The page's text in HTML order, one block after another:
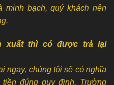
minh bạch, quý khách nên
xuất thì có được trả lại
ngay, chúng tôi sẽ có nghĩa
đúng quy định. Trường